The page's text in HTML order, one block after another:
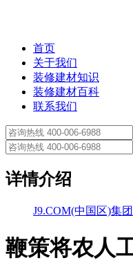
首页
关于我们
装修建材知识
装修建材百科
联系我们
详情介绍
J9.COM(中国区)集
鞭策将农人